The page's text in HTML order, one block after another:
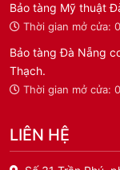
Bảo tàng Mỹ thuật
Thời gian mở cửa:
Bảo tàng Đà Nẵng
Thạch.
Thời gian mở cửa:
LIÊN HỆ